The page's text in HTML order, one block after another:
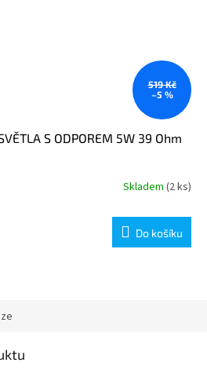
519 Kč
–5 %
S ODPOREM 5W 39 Ohm
Skladem (2 ks)
Do košíku